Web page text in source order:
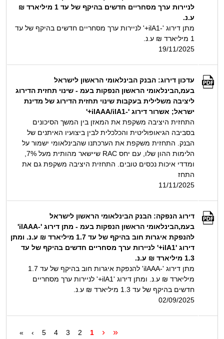
לניירות ערך מסחריים חדשים בהיקף של עד 1 מיליארד ₪
ע.נ.
מתן דירוג '-ilA1+' לניירות ערך מסחריים חדשים בהיקף של עד
1 מיליארד ₪ ע.נ.
19/11/2025
עדכון דירוג: הבנק הבינלאומי הראשון לישראל
בעמ,הבינלאומי הראשון הנפקות בעמ - שינוי תחזית הדירוג
ליציבה משלילית בעקבות שינוי תחזית הדירוג של מדינת
ישראל; אשרור דירוג '-ilAAA/ilA1+'
התחזית היציבה משקפת את המאזן בין המשך הסיכונים
בסביבה הגיאופוליטית והכלכלית לבין ביצועיו האיתנים של
הבנק. התחזית משקפת את הערכתנו שהבינלאומי ישמור על
הלימות ההון שלו, עם יחס RAC שיישאר מהותית מעל 7%,
ומדדי איכות נכסים טובים. התחזית היציבה משקפת גם את
התחז
11/11/2025
דירוג הנפקה: הבנק הבינלאומי הראשון לישראל
בעמ,הבינלאומי הראשון הנפקות בעמ - מתן דירוג '-ilAAA'
להנפקת איגרות חוב בהיקף של עד 1.7 מיליארד ₪ ע.נ. ומתן
דירוג 'ilA1+' לניירות ערך מסחריים חדשים בהיקף של עד
1.3 מיליארד ₪ ע.נ.
מתן דירוג '-ilAAA' להנפקת איגרות חוב בהיקף של עד 1.7
מיליארד ₪ ע.נ. ומתן דירוג 'ilA1+' לניירות ערך מסחריים
חדשים בהיקף של עד 1.3 מיליארד ₪ ע.נ.
02/09/2025
«
‹
1
2
3
4
5
›
»